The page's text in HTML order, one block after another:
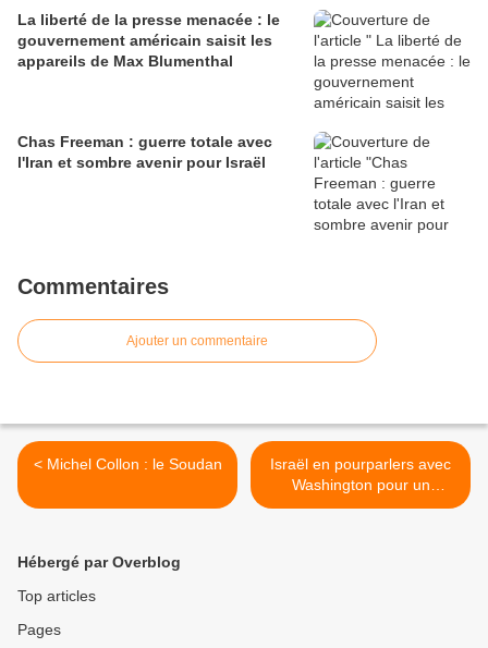
La liberté de la presse menacée : le
gouvernement américain saisit les
appareils de Max Blumenthal
Chas Freeman : guerre totale avec
l'Iran et sombre avenir pour Israël
Commentaires
Ajouter un commentaire
< Michel Collon : le Soudan
Israël en pourparlers avec
Washington pour un
“accord de coopération”
Hébergé par Overblog
Top articles
Pages